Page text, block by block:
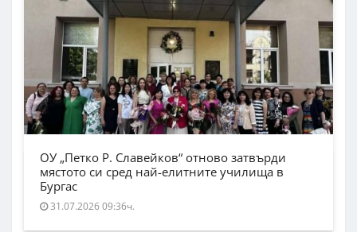
ОУ „Петко Р. Славейков“ отново затвърди
мястото си сред най-елитните училища в
Бургас
31.07.2026 09:36ч.